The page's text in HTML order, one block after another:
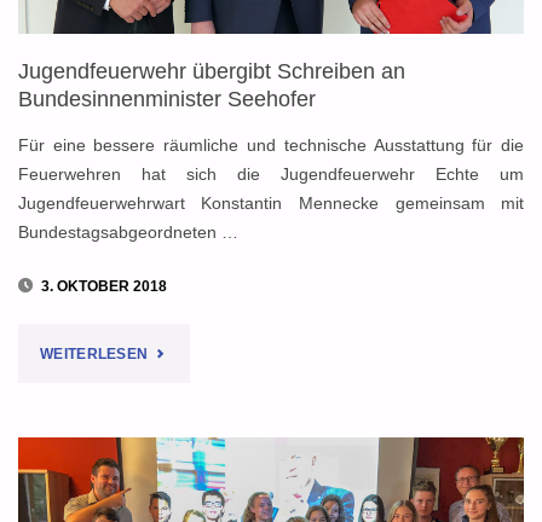
Jugendfeuerwehr übergibt Schreiben an
Bundesinnenminister Seehofer
Für eine bessere räumliche und technische Ausstattung für die
Feuerwehren hat sich die Jugendfeuerwehr Echte um
Jugendfeuerwehrwart Konstantin Mennecke gemeinsam mit
Bundestagsabgeordneten …
3. OKTOBER 2018
WEITERLESEN "JUGENDFEUERWEHR
SCHREIBEN
AN